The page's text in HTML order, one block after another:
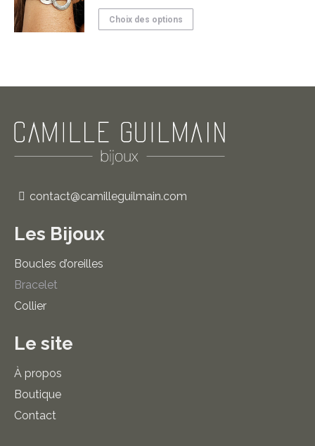
Choix des options
produit
variations.
options
peuvent
être
contact@camilleguilmain.com
Les Bijoux
Boucles d’oreilles
Bracelet
Collier
Le site
À propos
Boutique
Contact